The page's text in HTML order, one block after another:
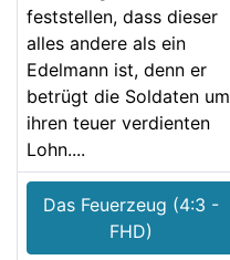
feststellen, dass dieser
alles andere als ein
Edelmann ist, denn er
betrügt die Soldaten um
ihren teuer verdienten
Lohn....
Das Feuerzeug (4:3 -
FHD)